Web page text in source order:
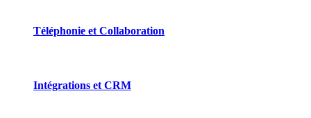
Téléphonie et Collaboration
Intégrations et CRM